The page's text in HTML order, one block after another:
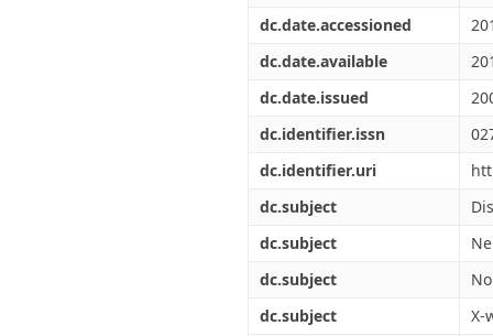
dc.date.accessioned
dc.date.available
dc.date.issued
dc.identifier.issn
dc.identifier.uri
dc.subject
dc.subject
dc.subject
dc.subject
X-